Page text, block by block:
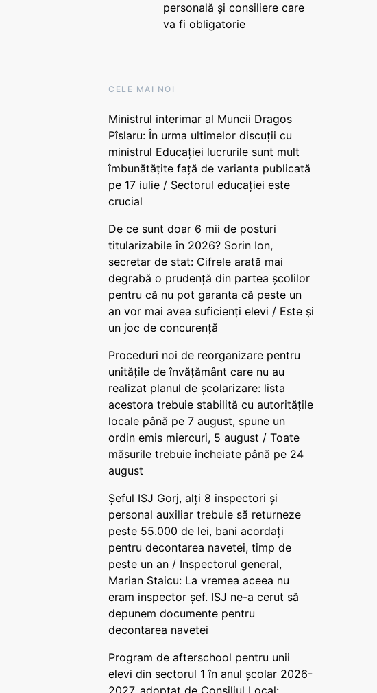
personală și consiliere care
va fi obligatorie
CELE MAI NOI
Ministrul interimar al Muncii Dragos
Pîslaru: În urma ultimelor discuții cu
ministrul Educației lucrurile sunt mult
îmbunătățite față de varianta publicată
pe 17 iulie / Sectorul educației este
crucial
De ce sunt doar 6 mii de posturi
titularizabile în 2026? Sorin Ion,
secretar de stat: Cifrele arată mai
degrabă o prudență din partea școlilor
pentru că nu pot garanta că peste un
an vor mai avea suficienți elevi / Este și
un joc de concurență
Proceduri noi de reorganizare pentru
unitățile de învățământ care nu au
realizat planul de școlarizare: lista
acestora trebuie stabilită cu autoritățile
locale până pe 7 august, spune un
ordin emis miercuri, 5 august / Toate
măsurile trebuie încheiate până pe 24
august
Șeful ISJ Gorj, alți 8 inspectori și
personal auxiliar trebuie să returneze
peste 55.000 de lei, bani acordați
pentru decontarea navetei, timp de
peste un an / Inspectorul general,
Marian Staicu: La vremea aceea nu
eram inspector șef. ISJ ne-a cerut să
depunem documente pentru
decontarea navetei
Program de afterschool pentru unii
elevi din sectorul 1 în anul școlar 2026-
2027, adoptat de Consiliul Local: